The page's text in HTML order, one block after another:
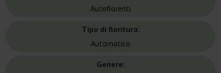
Autofiorenti
Tipo di fioritura:
Automatico
Genere: